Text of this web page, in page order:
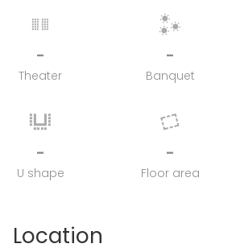
-
Theater
-
Banquet
-
U shape
-
Floor area
Location